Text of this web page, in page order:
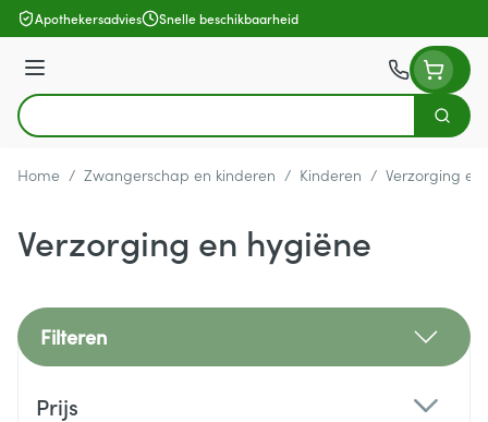
Ga naar de inhoud
Apothekersadvies Snelle beschikbaarheid
Menu
Product, merk, categorie...
Zoek
Home / Zwangerschap en kinderen / Kinderen / Verzorging en
Verzorging en hygiëne
Filteren
Prijs